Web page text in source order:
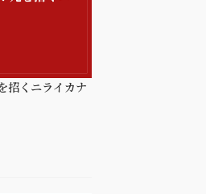
招くニライカナ